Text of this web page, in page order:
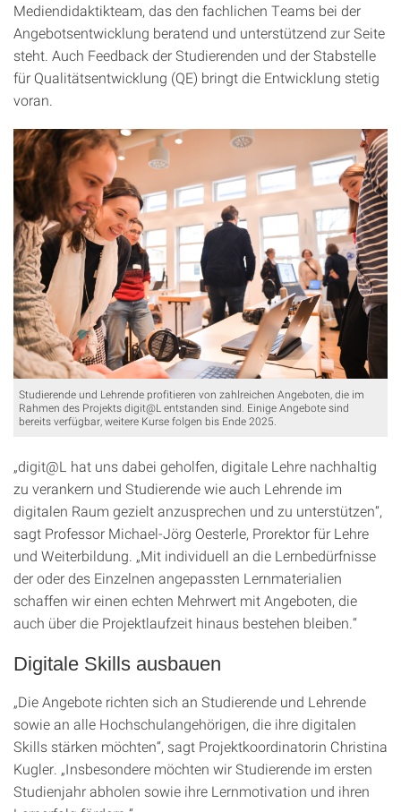
Mediendidaktikteam, das den fachlichen Teams bei der
Angebotsentwicklung beratend und unterstützend zur Seite
steht. Auch Feedback der Studierenden und der Stabstelle
für Qualitätsentwicklung (QE) bringt die Entwicklung stetig
voran.
Studierende und Lehrende profitieren von zahlreichen Angeboten, die im
Rahmen des Projekts digit@L entstanden sind. Einige Angebote sind
bereits verfügbar, weitere Kurse folgen bis Ende 2025.
„digit@L hat uns dabei geholfen, digitale Lehre nachhaltig
zu verankern und Studierende wie auch Lehrende im
digitalen Raum gezielt anzusprechen und zu unterstützen“,
sagt Professor Michael-Jörg Oesterle, Prorektor für Lehre
und Weiterbildung. „Mit individuell an die Lernbedürfnisse
der oder des Einzelnen angepassten Lernmaterialien
schaffen wir einen echten Mehrwert mit Angeboten, die
auch über die Projektlaufzeit hinaus bestehen bleiben.“
Digitale Skills ausbauen
„Die Angebote richten sich an Studierende und Lehrende
sowie an alle Hochschulangehörigen, die ihre digitalen
Skills stärken möchten“, sagt Projektkoordinatorin Christina
Kugler. „Insbesondere möchten wir Studierende im ersten
Studienjahr abholen sowie ihre Lernmotivation und ihren